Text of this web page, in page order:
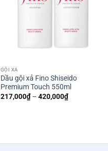
GỘI XẢ
Dầu gội xả Fino Shiseido
Premium Touch 550ml
217,000₫ – 420,000₫Khoảng
giá: